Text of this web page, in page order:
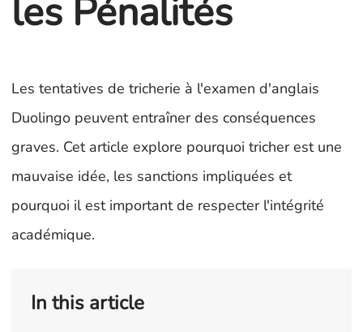
les Pénalités
Les tentatives de tricherie à l'examen d'anglais
Duolingo peuvent entraîner des conséquences
graves. Cet article explore pourquoi tricher est une
mauvaise idée, les sanctions impliquées et
pourquoi il est important de respecter l'intégrité
académique.
In this article